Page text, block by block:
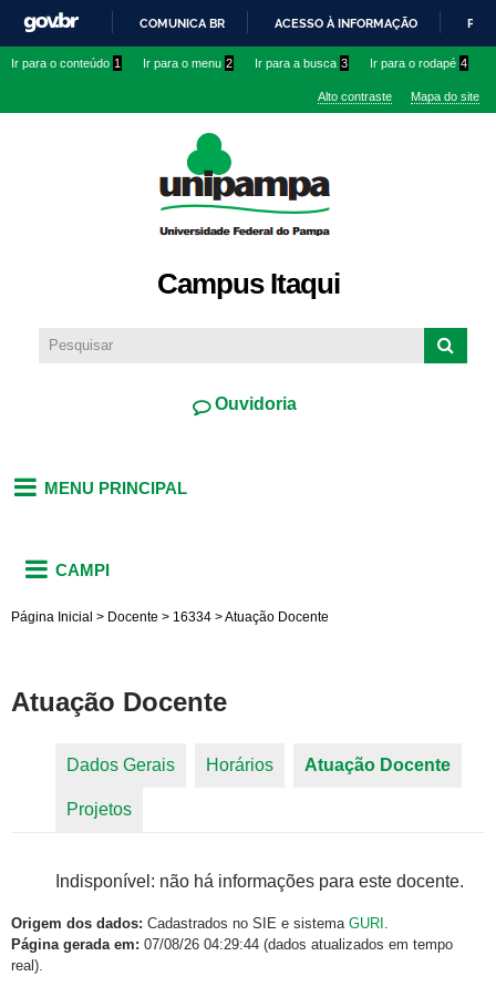
conteúdo
IR
O
COMUNICA BR ACESSO À INFORMAÇÃO
Ir para o conteúdo 1 Ir para o menu 2 Ir para a busca 3 Ir para o rodapé 4
Alto contraste Mapa do site
Campus Itaqui
Ouvidoria
MENU PRINCIPAL
CAMPI
Página Inicial > Docente > 16334 >Atuação Docente
Atuação Docente
Dados Gerais Horários Atuação Docente
Projetos
Indisponível: não há informações para este docente.
Origem dos dados: Cadastrados no SIE e sistema GURI .
Página gerada em: 07/08/26 04:29:44 (dados atualizados em tempo
real).